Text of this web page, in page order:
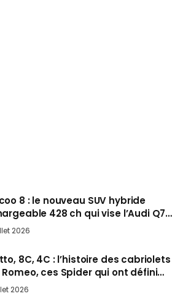
8 : le nouveau SUV hybride
428 ch qui vise l’Audi Q7
en Europe cet automne
2026
8C, 4C : l’histoire des cabriolets
ces Spider qui ont défini
de rouler cheveux au vent
2026